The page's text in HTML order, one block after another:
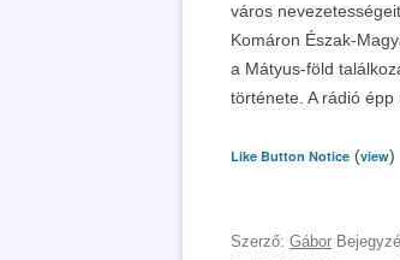
város
Komáron Észak-
a Mátyus-föld
története. A rádió
Like Button Notice (view)
Szerző: Gábor